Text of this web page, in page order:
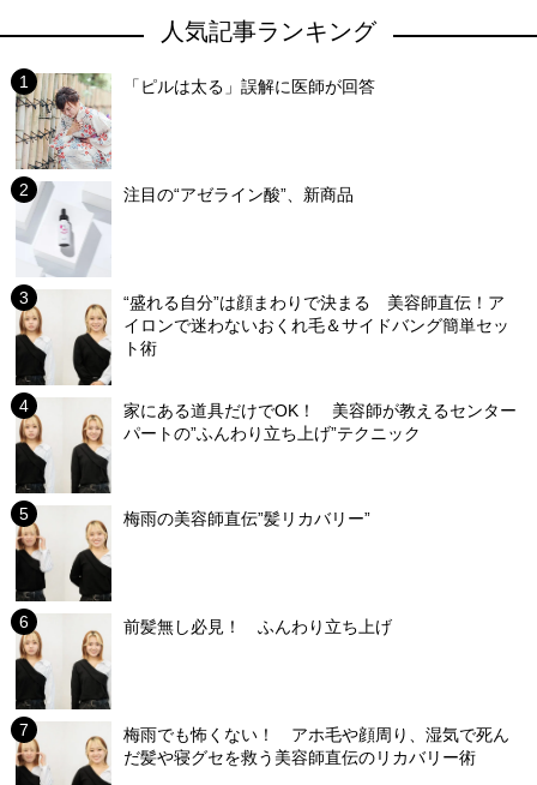
人気記事ランキング
「ピルは太る」誤解に医師が回答
注目の“アゼライン酸”、新商品
“盛れる自分”は顔まわりで決まる 美容師直伝！ア
イロンで迷わないおくれ毛＆サイドバング簡単セッ
ト術
家にある道具だけでOK！ 美容師が教えるセンター
パートの”ふんわり立ち上げ”テクニック
梅雨の美容師直伝”髪リカバリー”
前髪無し必見！ ふんわり立ち上げ
梅雨でも怖くない！ アホ毛や顔周り、湿気で死ん
だ髪や寝グセを救う美容師直伝のリカバリー術